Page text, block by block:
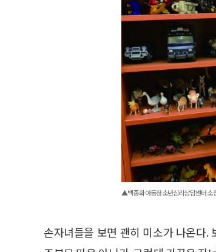
▲백종화 아동청소년심리상담센터
손자녀들을 보면 괜히 미소가 나온다.